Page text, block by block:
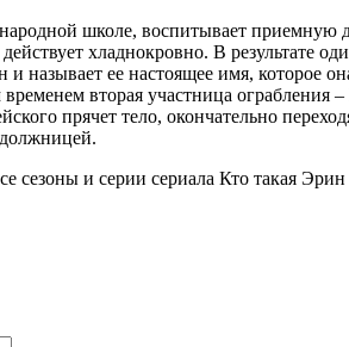
школе, воспитывает
хладнокровно. В результате
ее настоящее имя, которое
вторая участница
прячет тело, окончательно
сезоны и серии сериала Кто такая